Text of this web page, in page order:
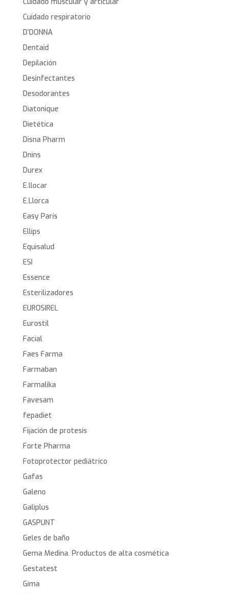
Cuidado respiratorio
D’DONNA
Dentaid
Depilación
Desinfectantes
Desodorantes
Diatonique
Dietética
Disna Pharm
Dnins
Durex
E.llocar
E.Llorca
Easy Paris
Ellips
Equisalud
ESI
Essence
Esterilizadores
EUROSIREL
Eurostil
Facial
Faes Farma
Farmaban
Farmalika
Favesam
fepadiet
Fijación de protesis
Forte Pharma
Fotoprotector pediátrico
Gafas
Galeno
Galiplus
GASPUNT
Geles de baño
Gema Medina. Productos de alta cosmética
Gestatest
Gima